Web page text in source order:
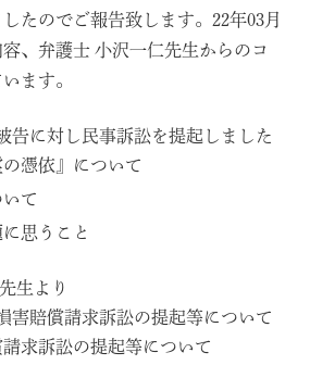
たのでご報告致します。22年03月
、弁護士 小沢一仁先生からのコ
ます。
告に対し民事訴訟を提起しました
憑依』について
て
思うこと
生より
害賠償請求訴訟の提起等について
求訴訟の提起等について